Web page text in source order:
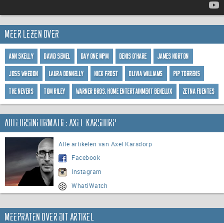
Meer lezen over
Ann Skelly David Semel Day One MPM Denis O'Hare James Norton
Joss Whedon Laura Donnelly Nick Frost Olivia Williams Pip Torrens
The Nevers Tom Riley Warner Bros. Home Entertainment Benelux Zetna Fuentes
Auteursinformatie: Axel Karsdorp
Alle artikelen van Axel Karsdorp
Facebook
Instagram
WhatiWatch
Meepraten over dit artikel